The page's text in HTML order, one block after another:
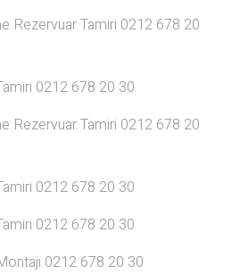
Rezervuar Tamiri 0212 678 20
0212 678 20 30
Rezervuar Tamiri 0212 678 20
0212 678 20 30
0212 678 20 30
0212 678 20 30